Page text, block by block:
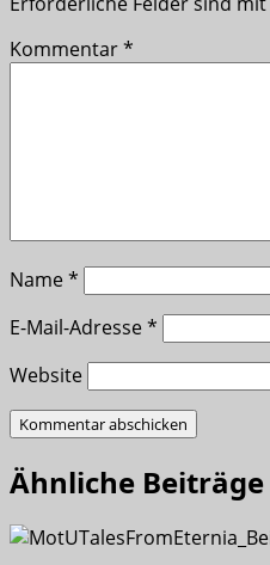
Kommentar*
Name*
E-Mail-Adresse*
Website
Ähnliche Beiträge